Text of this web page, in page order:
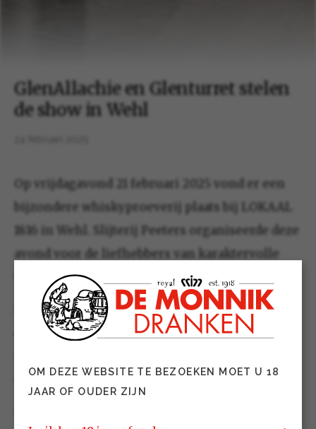
GlenAllachie en Glenturret stelen
de show in Wehl
Op vrijdagavond 21 februari 2025 vond er een
bijzondere whiskyproeverij plaats bij LOKAAL
1816 in Wehl. Slijterij Peeters organiseerde deze
avond voor de liefhebbers van karaktervolle
whisky’s.
Met een zorgvuldig samengestelde line-up en de
deskundige begeleiding van Ronald Anneveldt namens
een reis langs diverse whiskyregio’s en -stijlen.
OM DEZE WEBSITE TE BEZOEKEN MOET U 18
JAAR OF OUDER ZIJN